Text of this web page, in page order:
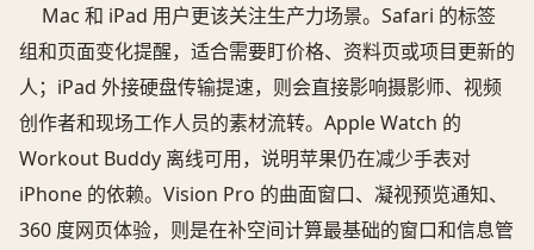
Mac 和 iPad 用户更该关注生产力场景。Safari 的标签
组和页面变化提醒，适合需要盯价格、资料页或项目更新的
人；iPad 外接硬盘传输提速，则会直接影响摄影师、视频
创作者和现场工作人员的素材流转。Apple Watch 的
Workout Buddy 离线可用，说明苹果仍在减少手表对
iPhone 的依赖。Vision Pro 的曲面窗口、凝视预览通知、
360 度网页体验，则是在补空间计算最基础的窗口和信息管